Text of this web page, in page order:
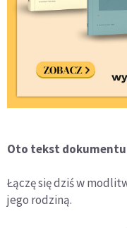
Oto tekst dokumentu
Łączę się dziś w
jego rodziną.